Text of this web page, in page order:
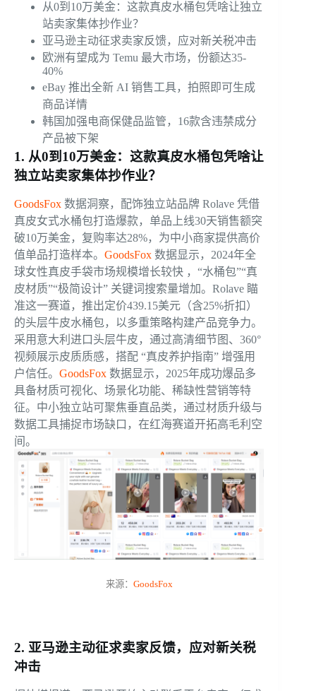
从0到10万美金：这款真皮水桶包凭啥让独立
站卖家集体抄作业？
亚马逊主动征求卖家反馈，应对新关税冲击
欧洲有望成为 Temu 最大市场，份额达35-
40%
eBay 推出全新 AI 销售工具，拍照即可生成
商品详情
韩国加强电商保健品监管，16款含违禁成分
产品被下架
1. 从0到10万美金：这款真皮水桶包凭啥让
独立站卖家集体抄作业？
GoodsFox 数据洞察，配饰独立站品牌 Rolave 凭借
真皮女式水桶包打造爆款，单品上线30天销售额突
破10万美金，复购率达28%，为中小商家提供高价
值单品打造样本。 GoodsFox 数据显示，2024年全
球女性真皮手袋市场规模增长较快 ，“水桶包”“真
皮材质”“极简设计” 关键词搜索量增加。Rolave 瞄
准这一赛道，推出定价439.15美元（含25%折扣）
的头层牛皮水桶包，以多重策略构建产品竞争力。
采用意大利进口头层牛皮，通过高清细节图、360°
视频展示皮质质感，搭配 “真皮养护指南” 增强用
户信任。 GoodsFox 数据显示，2025年成功爆品多
具备材质可视化、场景化功能、稀缺性营销等特
征。中小独立站可聚焦垂直品类，通过材质升级与
数据工具捕捉市场缺口，在红海赛道开拓高毛利空
间。
来源： GoodsFox
2. 亚马逊主动征求卖家反馈，应对新关税
冲击